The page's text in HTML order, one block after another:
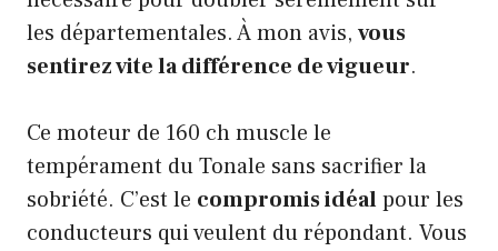
les départementales. À mon avis, vous
sentirez vite la différence de vigueur.
Ce moteur de 160 ch muscle le
tempérament du Tonale sans sacrifier la
sobriété. C’est le compromis idéalpour les
conducteurs qui veulent du répondant. Vous